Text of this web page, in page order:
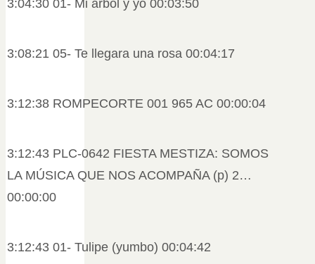
3:04:30 01- Mi árbol y yo 00:03:50
3:08:21 05- Te llegara una rosa 00:04:17
3:12:38 ROMPECORTE 001 965 AC 00:00:04
3:12:43 PLC-0642 FIESTA MESTIZA: SOMOS
LA MÚSICA QUE NOS ACOMPAÑA (p) 2…
00:00:00
3:12:43 01- Tulipe (yumbo) 00:04:42